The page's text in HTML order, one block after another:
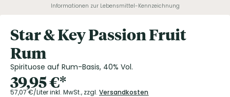
Informationen zur Lebensmittel-Kennzeichnung
Star & Key Passion Fruit
Rum
Spirituose auf Rum-Basis, 40% Vol.
39,95€*
57,07 €/Literinkl. MwSt., zzgl. Versandkosten